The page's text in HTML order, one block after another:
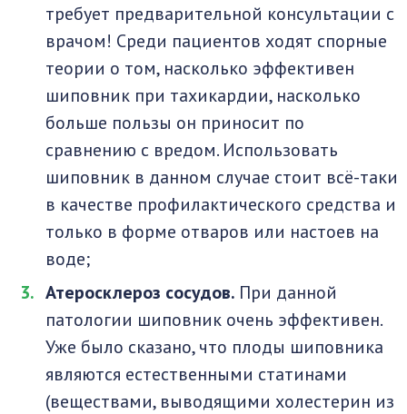
требует предварительной консультации с
врачом! Среди пациентов ходят спорные
теории о том, насколько эффективен
шиповник при тахикардии, насколько
больше пользы он приносит по
сравнению с вредом. Использовать
шиповник в данном случае стоит всё-таки
в качестве профилактического средства и
только в форме отваров или настоев на
воде;
Атеросклероз сосудов. При данной
патологии шиповник очень эффективен.
Уже было сказано, что плоды шиповника
являются естественными статинами
(веществами, выводящими холестерин из